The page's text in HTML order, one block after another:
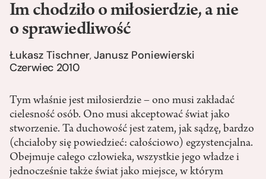
Im chodziło o miłosierdzie, a nie
o sprawiedliwość
Łukasz Tischner,Janusz Poniewierski
Czerwiec 2010
Tym właśnie jest miłosierdzie – ono musi zakładać
cielesność osób. Ono musi akceptować świat jako
stworzenie. Ta duchowość jest zatem, jak sądzę, bardzo
(chciałoby się powiedzieć: całościowo) egzystencjalna.
Obejmuje całego człowieka, wszystkie jego władze i
jednocześnie także świat jako miejsce, w którym